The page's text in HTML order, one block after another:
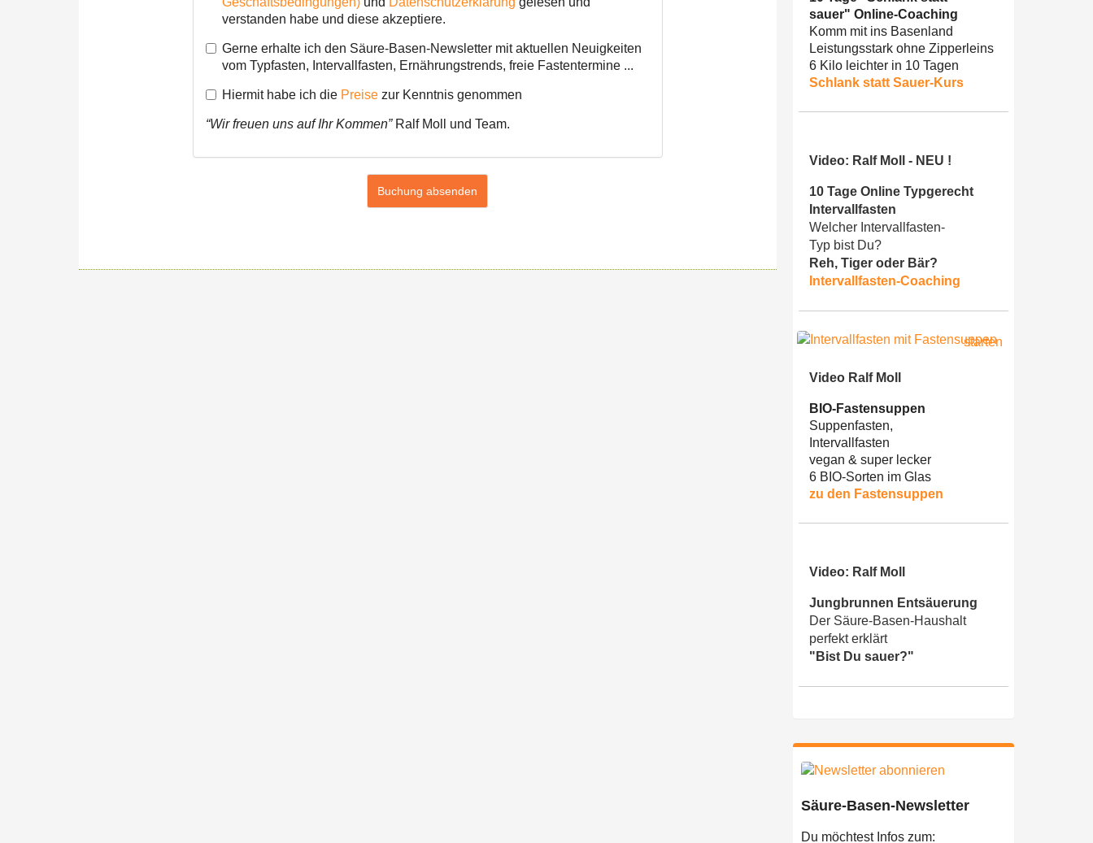
verstanden habe und diese akzeptiere.
Gerne erhalte ich den Säure-Basen-Newsletter mit aktuellen Neuigkeiten
vom Typfasten, Intervallfasten, Ernährungstrends, freie Fastentermine ...
Hiermit habe ich die Preise zur Kenntnis genommen
“Wir freuen uns auf Ihr Kommen”Ralf Moll und Team.
Buchung absenden
sauer" Online-Coaching
Komm mit ins Basenland
Leistungsstark ohne Zipperleins
6 Kilo leichter in 10 Tagen
Schlank statt Sauer-Kurs
Video: Ralf Moll - NEU !
10 Tage Online Typgerecht
Intervallfasten
Welcher Intervallfasten-
Typ bist Du?
Reh, Tiger oder Bär?
Intervallfasten-Coaching
Video Ralf Moll
BIO-Fastensuppen
Suppenfasten,
Intervallfasten
vegan & super lecker
6 BIO-Sorten im Glas
zu den Fastensuppen
Video: Ralf Moll
Jungbrunnen Entsäuerung
Der Säure-Basen-Haushalt
perfekt erklärt
"Bist Du sauer?"
Säure-Basen-Newsletter
Du möchtest Infos zum: